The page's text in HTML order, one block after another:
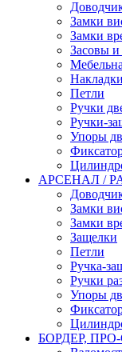
Замки
Замки
Засовы
Накладки
Петли
Ручки
Ручки-
Упоры
АРСЕНАЛ /
Замки
Замки
Защелки
Петли
Ручка-
Ручки
Упоры
БОРДЕР, ПРО-